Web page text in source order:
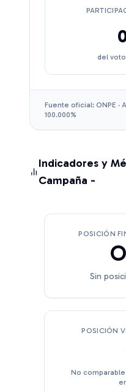
del
Fuente oficial: ONPE ·
100.000%
Indicadores y
Campaña -
POSICIÓN
Sin
POSICIÓN
No